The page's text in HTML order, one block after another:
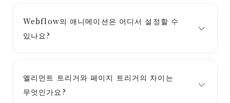
Webflow의 애니메이션은 어디서 설정할 수
있나요?
엘리먼트 트리거와 페이지 트리거의 차이는
무엇인가요?